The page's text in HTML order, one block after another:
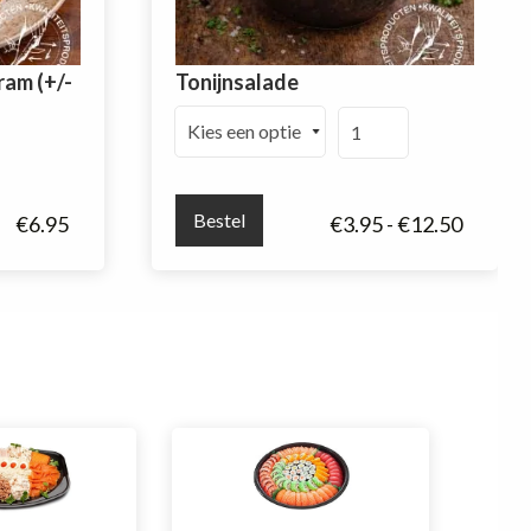
(+/-
€6.95
Tonijnsalade
€3.95 -€12.50
Bestel